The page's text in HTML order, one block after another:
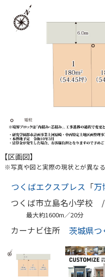
【区画図】
※写真や図と実際の現状とが異な
つくばエクスプレス 「万
つくば市立島名小学校 /
最大約1600m／20分
カーナビ住所 茨城県つ